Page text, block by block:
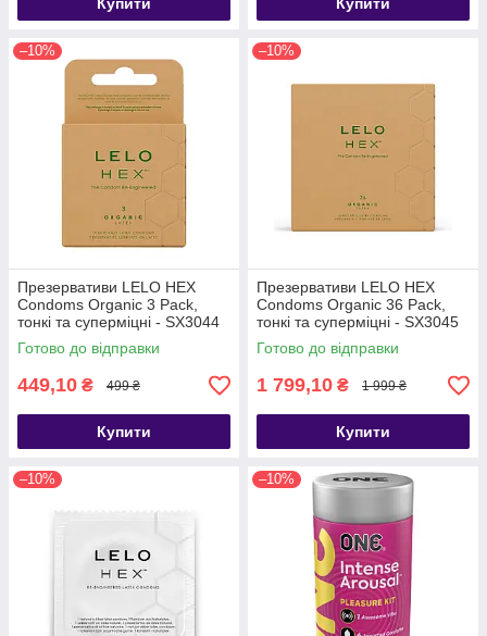
–10%
Презервативи LELO HEX
Condoms Organic 3 Pack,
тонкі та суперміцні - SX3044
Готово до відправки
449,10 ₴ 499 ₴
Купити
–10%
Презервативи LELO HEX
Condoms Organic 36 Pack,
тонкі та суперміцні - SX3045
Готово до відправки
1 799,10 ₴ 1 999 ₴
Купити
–10% –10%